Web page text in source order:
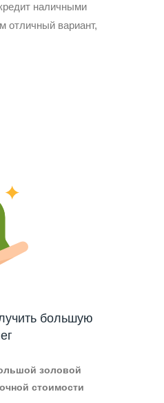
наличными
отличный вариант,
большую
золовой
стоимости